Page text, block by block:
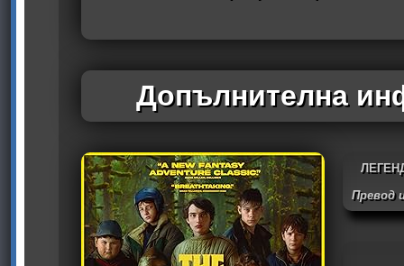
Допълнителна
Превод